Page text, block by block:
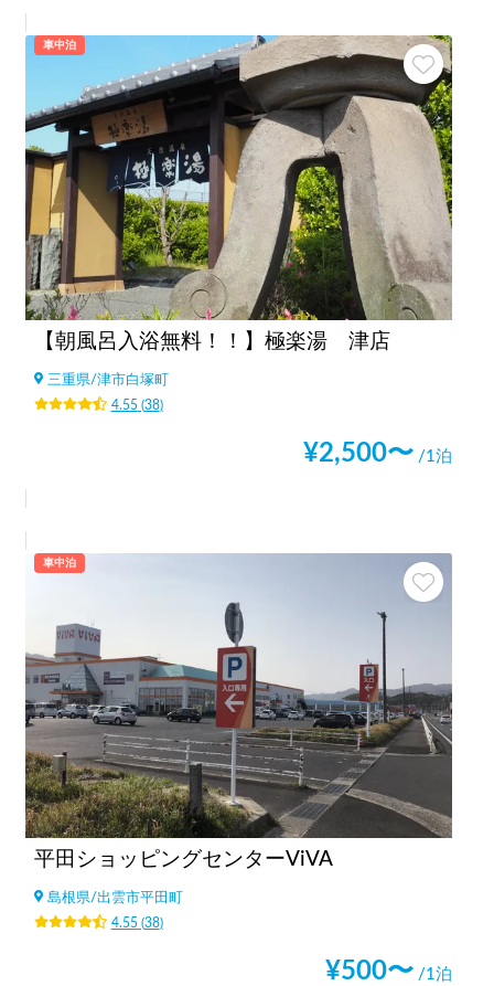
車中泊
【朝風呂入浴無料！！】極楽湯 津店
三重県/津市白塚町
4.55(38)
¥2,500〜 /1泊
車中泊
平田ショッピングセンターViVA
島根県/出雲市平田町
4.55(38)
¥500〜 /1泊